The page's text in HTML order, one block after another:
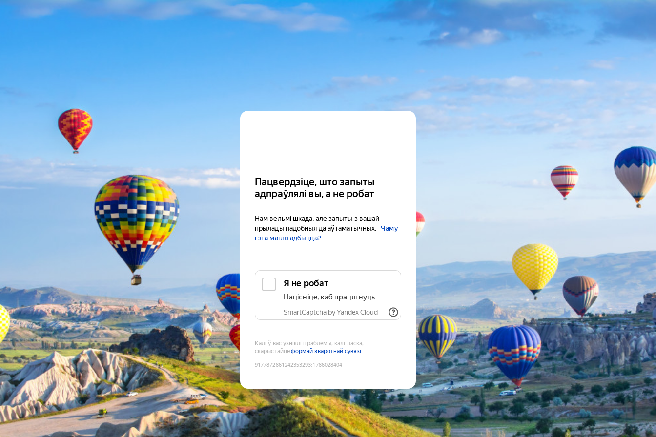
Пацвердзіце, што запыты
адпраўлялі вы, а не робат
Нам вельмі шкада, але запыты з вашай
прылады падобныя да аўтаматычных.
Чаму
гэта магло адбыцца?
Я не робат
Націсніце, каб працягнуць
SmartCaptcha by Yandex Cloud
Калі ў вас узніклі праблемы, калі ласка,
скарыстайцеформай зваротнай сувязі
9177872861242353293:1786028404